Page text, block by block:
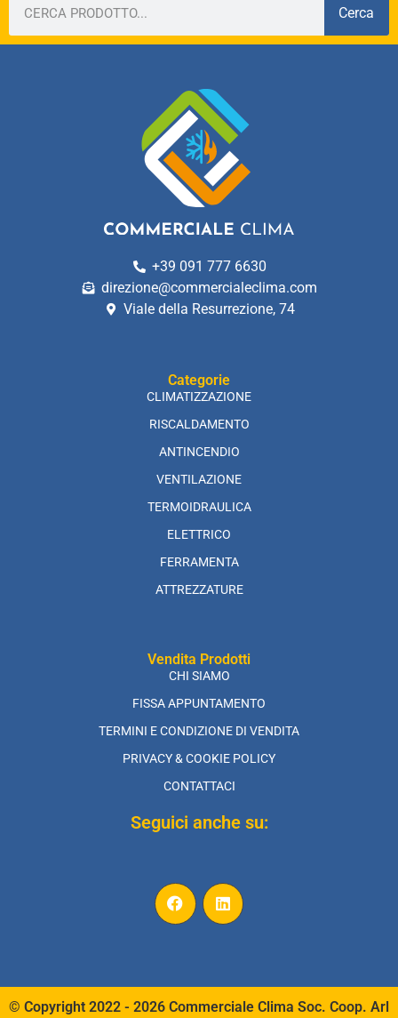
Cerca
+39 091 777 6630
direzione@commercialeclima.com
Viale della Resurrezione, 74
Categorie
CLIMATIZZAZIONE
RISCALDAMENTO
ANTINCENDIO
VENTILAZIONE
TERMOIDRAULICA
ELETTRICO
FERRAMENTA
ATTREZZATURE
Vendita Prodotti
CHI SIAMO
FISSA APPUNTAMENTO
TERMINI E CONDIZIONE DI VENDITA
PRIVACY & COOKIE POLICY
CONTATTACI
Seguici anche su:
© Copyright 2022 - 2026 Commerciale Clima Soc. Coop. Arl